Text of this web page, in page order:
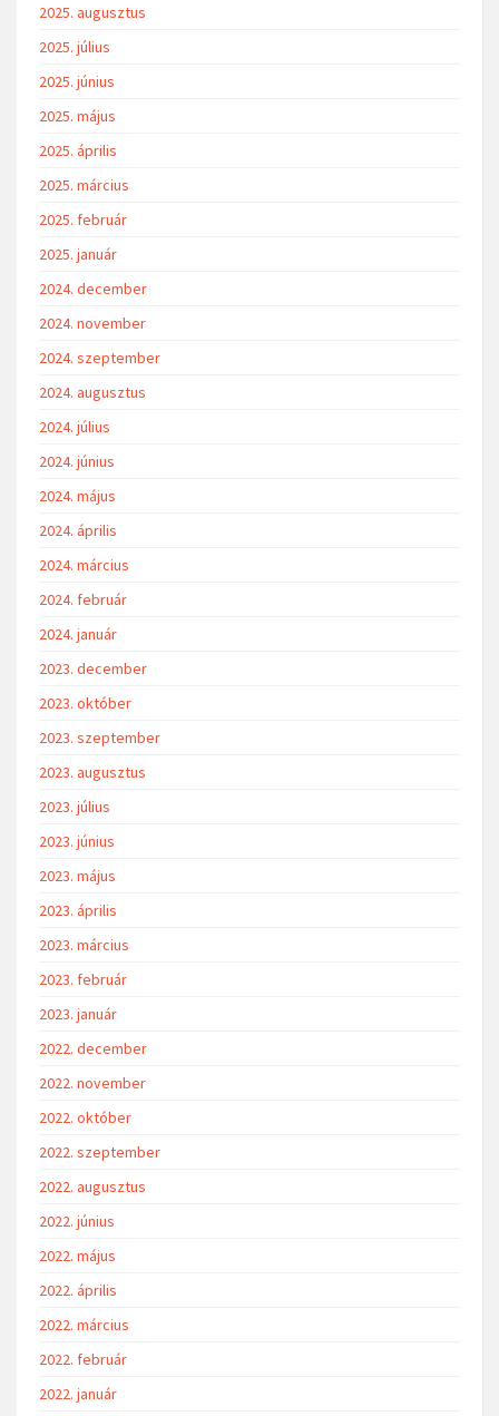
2025. augusztus
2025. július
2025. június
2025. május
2025. április
2025. március
2025. február
2025. január
2024. december
2024. november
2024. szeptember
2024. augusztus
2024. július
2024. június
2024. május
2024. április
2024. március
2024. február
2024. január
2023. december
2023. október
2023. szeptember
2023. augusztus
2023. július
2023. június
2023. május
2023. április
2023. március
2023. február
2023. január
2022. december
2022. november
2022. október
2022. szeptember
2022. augusztus
2022. június
2022. május
2022. április
2022. március
2022. február
2022. január